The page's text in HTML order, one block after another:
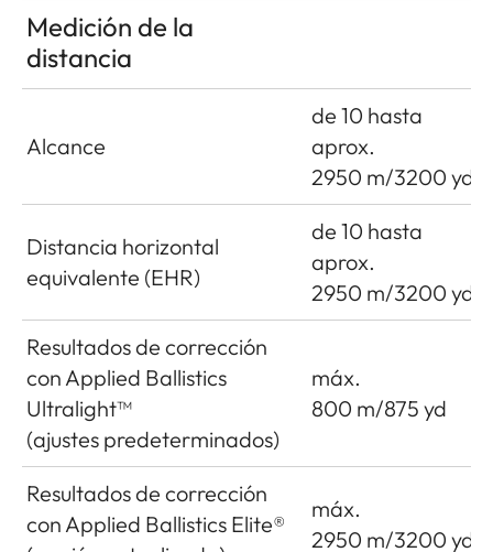
Medición de la
distancia
Alcance
de 10 hasta
aprox.
2950 m/3200 yd
Distancia horizontal
equivalente (EHR)
de 10 hasta
aprox.
2950 m/3200 yd
Resultados de corrección
con Applied Ballistics
Ultralight™
(ajustes predeterminados)
máx.
800 m/875 yd
Resultados de corrección
con Applied Ballistics Elite®
máx.
2950 m/3200 yd